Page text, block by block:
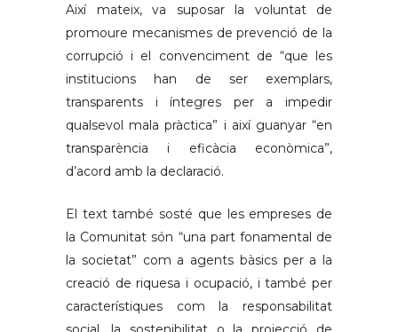
Així mateix, va suposar la voluntat de
promoure mecanismes de prevenció de la
corrupció i el convenciment de “que les
institucions han de ser exemplars,
transparents i íntegres per a impedir
qualsevol mala pràctica” i així guanyar “en
transparència i eficàcia econòmica”,
d’acord amb la declaració.
El text també sosté que les empreses de
la Comunitat són “una part fonamental de
la societat” com a agents bàsics per a la
creació de riquesa i ocupació, i també per
característiques com la responsabilitat